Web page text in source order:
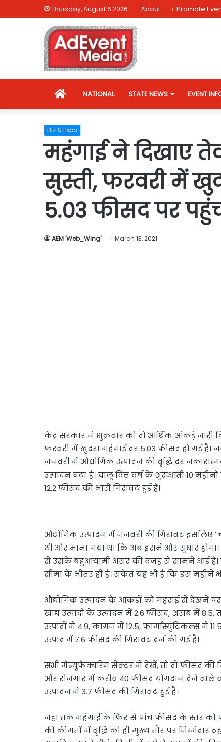
Thursday, August 6 2026 About + Promote
HOMENATIONAL STATE NEWS EVENT
Biz & Expo
महंगाई ने दिखाए
सुस्ती, फरवरी में
5.03 फीसद पर
AEM 'Web_Wing' March 13, 2021
केंद्र सरकार ने शुक्रवार को दो आर्थिक आंकड़े
फरवरी में खुदरा महंगाई दर 5.03 फीसद हो गई है।
जनवरी में औद्योगिक उत्पादन की वृद्धि दर
उत्पादन घटा है। चालू वित्त वर्ष के शुरुआती 10
12.2 फीसद की भारी गिरावट हुई है।
औद्योगिक उत्पादन में जनवरी की गिरावट
थी और माना गया था कि अब इसमें और सुधार होगा।
से उसके बहुआयामी असर की वजह से सामने आई है।
सीमा के भीतर ही है। संकेत यह भी हैं कि इस महीने
औद्योगिक उत्पादन के आंकडों को गहराई से देखने
खाद्य उत्पादों के उत्पादन में 2.6 फीसद, शराब में
उत्पादों में 4.9, कागज में 12.5, फार्मास्युटिकल्स में
उत्पाद में 7.6 फीसद की गिरावट दर्ज की गई है।
सभी मैन्यूफैक्चरिंग सेक्टर में देखें, तो दो फीसद की
और रोजगार में करीब 40 फीसद योगदान देने वाले
उत्पादन में 3.7 फीसद की गिरावट हुई है।
जहां तक महंगाई के फिर से पांच फीसद के स्तर को
की कीमतों में वृद्धि को ही मुख्य तौर पर जिम्मेदार